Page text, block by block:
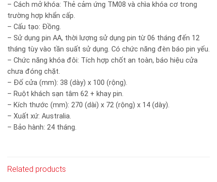
– Cách mở khóa: Thẻ cảm ứng TM08 và chìa khóa cơ trong
trường hợp khẩn cấp.
– Cấu tạo: Đồng.
– Sử dụng pin AA, thời lượng sử dụng pin từ 06 tháng đến 12
tháng tùy vào tần suất sử dụng. Có chức năng đèn báo pin yếu.
– Chức năng khóa đôi: Tích hợp chốt an toàn, báo hiệu cửa
chưa đóng chặt.
– Đố cửa (mm): 38 (dày) x 100 (rộng).
– Ruột khách sạn tâm 62 + khay pin.
– Kích thước (mm): 270 (dài) x 72 (rộng) x 14 (dày).
– Xuất xứ: Australia.
– Bảo hành: 24 tháng.
Related products